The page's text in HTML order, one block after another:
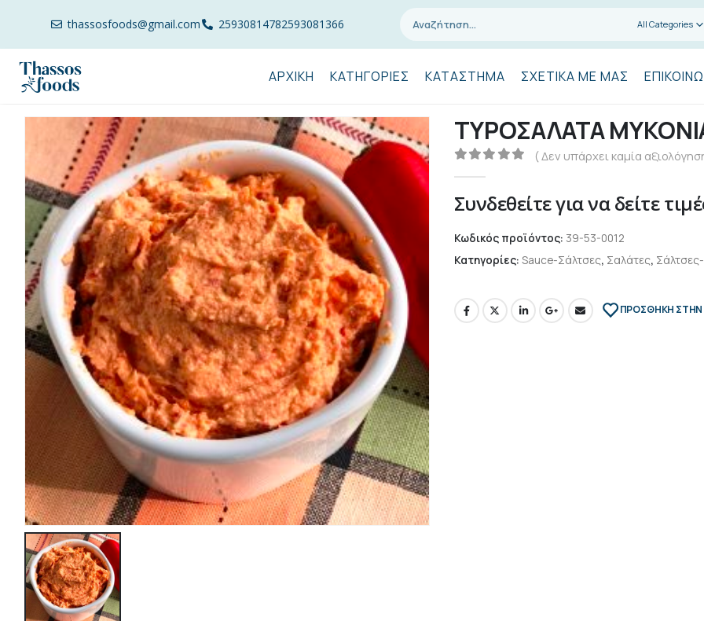
thassosfoods@gmail.com 25930814782593081366 All Categories
ΑΡΧΙΚΉ ΚΑΤΗΓΟΡΊΕΣ ΚΑΤΆΣΤΗΜΑ ΣΧΕΤΙΚΆ ΜΕ ΜΑΣ
ΤΥΡΟΣΑΛΑΤΑ
( Δεν υπάρχει καμία
Συνδεθείτε για να δείτε
Κωδικός προϊόντος: 39-53-0012
Κατηγορίες: Sauce-Σάλτσες, Σαλάτες,
ΠΡΌΣΘΉΚΗ ΣΤΗΝ